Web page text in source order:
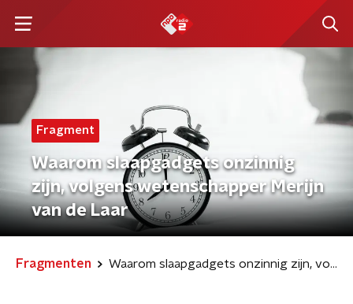
Fragment
Waarom slaapgadgets onzinnig
zijn, volgens wetenschapper Merijn
van de Laar
Fragmenten Waarom slaapgadgets onzinnig zijn, volgens wetenschapper Merijn van de Laar